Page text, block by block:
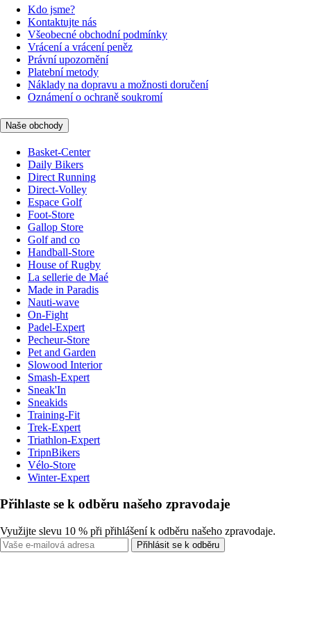
Kdo jsme?
Kontaktujte nás
Všeobecné obchodní podmínky
Vrácení a vrácení peněz
Právní upozornění
Platební metody
Náklady na dopravu a možnosti doručení
Oznámení o ochraně soukromí
Naše obchody
Basket-Center
Daily Bikers
Direct Running
Direct-Volley
Espace Golf
Foot-Store
Gallop Store
Golf and co
Handball-Store
House of Rugby
La sellerie de Maé
Made in Paradis
Nauti-wave
On-Fight
Padel-Expert
Pecheur-Store
Pet and Garden
Slowood Interior
Smash-Expert
Sneak'In
Sneakids
Training-Fit
Trek-Expert
Triathlon-Expert
TripnBikers
Vélo-Store
Winter-Expert
Přihlaste se k odběru našeho zpravodaje
Využijte slevu 10 % při přihlášení k odběru našeho zpravodaje.
Přihlásit se k odběru